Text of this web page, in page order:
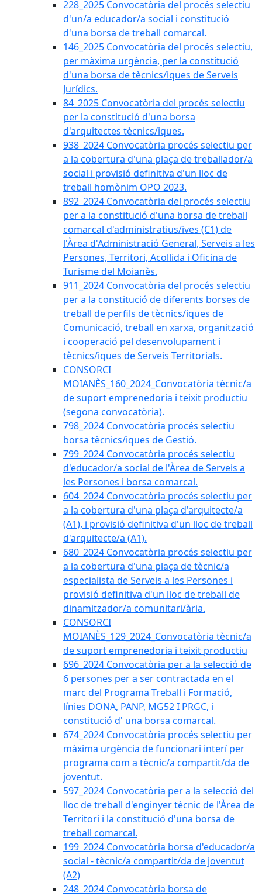
228_2025 Convocatòria del procés selectiu
d'un/a educador/a social i constitució
d'una borsa de treball comarcal.
146_2025 Convocatòria del procés selectiu,
per màxima urgència, per la constitució
d'una borsa de tècnics/iques de Serveis
Jurídics.
84_2025 Convocatòria del procés selectiu
per la constitució d'una borsa
d'arquitectes tècnics/iques.
938_2024 Convocatòria procés selectiu per
a la cobertura d'una plaça de treballador/a
social i provisió definitiva d'un lloc de
treball homònim OPO 2023.
892_2024 Convocatòria del procés selectiu
per a la constitució d'una borsa de treball
comarcal d'administratius/ives (C1) de
l'Àrea d'Administració General, Serveis a les
Persones, Territori, Acollida i Oficina de
Turisme del Moianès.
911_2024 Convocatòria del procés selectiu
per a la constitució de diferents borses de
treball de perfils de tècnics/iques de
Comunicació, treball en xarxa, organització
i cooperació pel desenvolupament i
tècnics/iques de Serveis Territorials.
CONSORCI
MOIANÈS_160_2024_Convocatòria tècnic/a
de suport emprenedoria i teixit productiu
(segona convocatòria).
798_2024 Convocatòria procés selectiu
borsa tècnics/iques de Gestió.
799_2024 Convocatòria procés selectiu
d'educador/a social de l'Àrea de Serveis a
les Persones i borsa comarcal.
604_2024 Convocatòria procés selectiu per
a la cobertura d'una plaça d'arquitecte/a
(A1), i provisió definitiva d'un lloc de treball
d'arquitecte/a (A1).
680_2024 Convocatòria procés selectiu per
a la cobertura d'una plaça de tècnic/a
especialista de Serveis a les Persones i
provisió definitiva d'un lloc de treball de
dinamitzador/a comunitari/ària.
CONSORCI
MOIANÈS_129_2024_Convocatòria tècnic/a
de suport emprenedoria i teixit productiu
696_2024 Convocatòria per a la selecció de
6 persones per a ser contractada en el
marc del Programa Treball i Formació,
línies DONA, PANP, MG52 I PRGC, i
constitució d' una borsa comarcal.
674_2024 Convocatòria procés selectiu per
màxima urgència de funcionari interí per
programa com a tècnic/a compartit/da de
joventut.
597_2024 Convocatòria per a la selecció del
lloc de treball d'enginyer tècnic de l'Àrea de
Territori i la constitució d'una borsa de
treball comarcal.
199_2024 Convocatòria borsa d'educador/a
social - tècnic/a compartit/da de joventut
(A2)
248_2024 Convocatòria borsa de